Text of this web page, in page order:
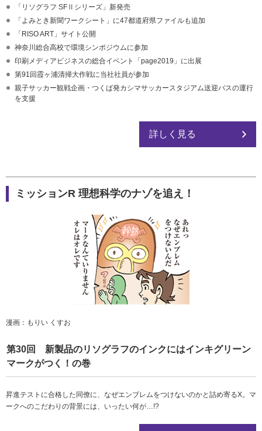
「リソグラフ SFⅡシリーズ」新発売
「よみとき新聞ワークシート」に47都道府県ファイルも追加
「RISO ART」サイト公開
神奈川総合高校で環境シンポジウムに参加
印刷メディアビジネスの総合イベント「page2019」に出展
第91回霞ヶ浦清掃大作戦に当社社員が参加
親子サッカー観戦企画・つくば発カシマサッカースタジアム送迎バスの運行
を支援
詳しく見る
ミッションR 理想科学のナゾを追え！
漫画：もりい くすお
第30回 新製品のリソグラフのインクにはインキグリーン
マークがつく！の巻
昇進テストに合格した同僚に、なぜエンブレムをつけないのかと詰め寄るX。マ
ークへのこだわりの背景には、いったい何が…!?